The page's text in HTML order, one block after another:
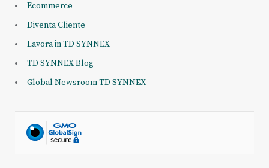
Ecommerce
Diventa Cliente
Lavora in TD SYNNEX
TD SYNNEX Blog
Global Newsroom TD SYNNEX